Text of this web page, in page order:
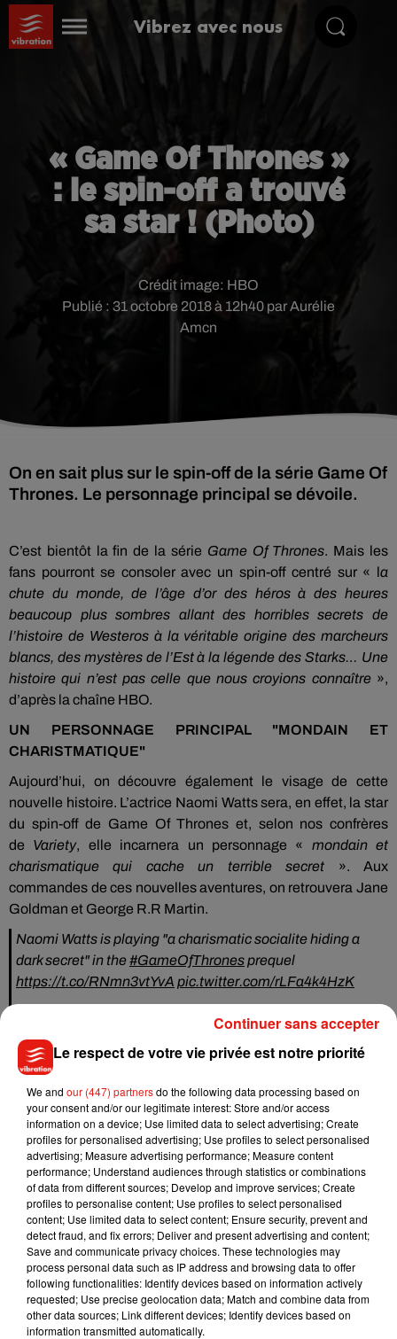
Vibrez avec nous
« Game Of Thrones »
: le spin-off a trouvé
sa star ! (Photo)
Publié : 31 octobre 2018 à 12h40 par Aurélie
Amcn
Crédit image: HBO
On en sait plus sur le spin-off de la série Game Of
Thrones. Le personnage principal se dévoile.
C’est bientôt la fin de la série GameOf Thrones. Mais les
fans pourront se consoler avec un spin-off centré sur « la
chute du monde, de l’âge d’or des héros à des heures
beaucoup plus sombres allant des horribles secrets de
l’histoire de Westerosà la véritable origine des marcheurs
blancs, des mystères de l’Est à la légende desStarks… Une
histoire qui n’est pas celle que nous croyions connaître»,
d’après la chaîne HBO.
UN PERSONNAGE PRINCIPAL "MONDAIN ET
CHARISTMATIQUE"
Aujourd’hui, on découvre également le visage de cette
nouvelle histoire. L’actrice Naomi Watts sera, en effet, la star
du spin-off de Game Of Thrones et, selon nos confrères
de
Variety, elle incarnera un personnage « mondain et
charismatique qui cache un terrible secret ».
Aux
commandes de ces nouvelles aventures, on retrouvera Jane
Goldman et George R.R Martin.
Naomi Watts is playing "a charismatic socialite hiding a
dark secret" in the#GameOfThronesprequel
https://t.co/RNmn3vtYvA pic.twitter.com/rLFa4k4HzK
Musique
5 août 2026
Benny Blanco invite Selena Gomez et
Becky G sur son nouveau single
4 août 2026
Tiny Desk invite Charlie Puth pour une
live session solaire
Le respect de votre vie privée est notre priorité
We and our (447) partnersdo the following data processing based on
your consent and/or our legitimate interest: Store and/or access
information on a device; Use limited data to select advertising; Create
profiles for personalised advertising; Use profiles to select personalised
advertising; Measure advertising performance; Measure content
performance; Understand audiences through statistics or combinations
of data from different sources; Develop and improve services; Create
profiles to personalise content; Use profiles to select personalised
content; Use limited data to select content; Ensure security, prevent and
detect fraud, and fix errors; Deliver and present advertising and content;
Save and communicate privacy choices. These technologies may
process personal data such as IP address and browsing data to offer
following functionalities: Identify devices based on information actively
requested; Use precise geolocation data; Match and combine data from
other data sources; Link different devices; Identify devices based on
information transmitted automatically.
Continuer sans accepter